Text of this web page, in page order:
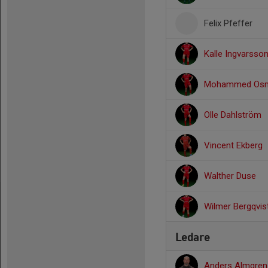
Felix Pfeffer
Kalle Ingvarsson
Mohammed
Olle Dahlström
Vincent Ekberg
Walther Duse
Wilmer
Ledare
Anders